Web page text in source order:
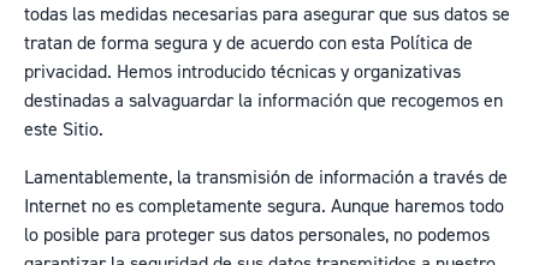
todas las medidas necesarias para asegurar que sus datos se
tratan de forma segura y de acuerdo con esta Política de
privacidad. Hemos introducido técnicas y organizativas
destinadas a salvaguardar la información que recogemos en
este Sitio.
Lamentablemente, la transmisión de información a través de
Internet no es completamente segura. Aunque haremos todo
lo posible para proteger sus datos personales, no podemos